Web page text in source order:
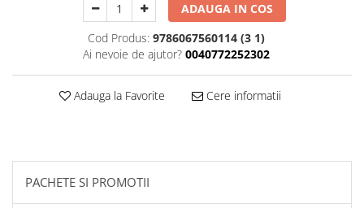
ADAUGA IN COS
Cod Produs: 9786067560114 (3 1)
Ai nevoie de ajutor? 0040772252302
Adauga la Favorite Cere informatii
PACHETE SI PROMOTII